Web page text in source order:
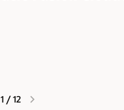
previous
slide
1 /12